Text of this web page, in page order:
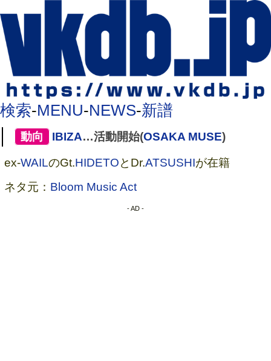
検索-MENU-NEWS-新譜
動向 IBIZA…活動開始(OSAKA MUSE)
ex-WAILのGt.HIDETOとDr.ATSUSHIが在籍
ネタ元： Bloom Music Act
- AD -